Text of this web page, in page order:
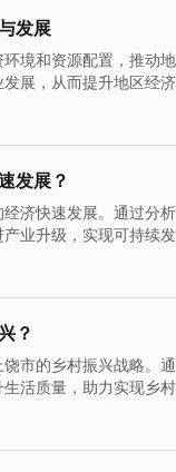
发展
境和资源配置，推动
展，从而提升地区经
发展？
济快速发展。通过分
业升级，实现可持续
？
市的乡村振兴战略。
活质量，助力实现乡